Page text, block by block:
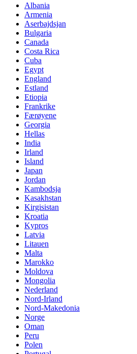
Albania
Armenia
Aserbajdsjan
Bulgaria
Canada
Costa Rica
Cuba
Egypt
England
Estland
Etiopia
Frankrike
Færøyene
Georgia
Hellas
India
Irland
Island
Japan
Jordan
Kambodsja
Kasakhstan
Kirgisistan
Kroatia
Kypros
Latvia
Litauen
Malta
Marokko
Moldova
Mongolia
Nederland
Nord-Irland
Nord-Makedonia
Norge
Oman
Peru
Polen